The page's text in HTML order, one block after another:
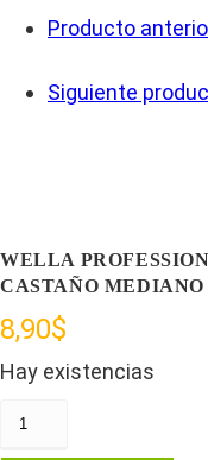
4/66
60
ML
cantidad
Producto
Siguiente
WELLA
CASTAÑO
8,90$
Hay existencias
WELLA